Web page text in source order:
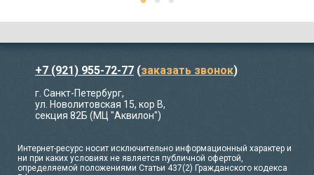
+7 (921) 955-72-77 (заказать звонок)
г. Санкт-Петербург,
ул. Новолитовская 15, кор В,
секция 82Б (МЦ "Аквилон")
Интернет-ресурс носит исключительно информационный характер и
ни при каких условиях не является публичной офертой,
определяемой положениями Статьи 437(2) Гражданского кодекса